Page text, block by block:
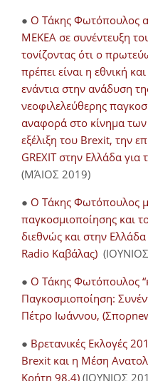
● O Τάκης Φωτόπουλος
ΜΕΚΕΑ σε συνέντευξη
τονίζοντας ότι ο
πρέπει είναι η εθνική
ενάντια στην ανάδυση
νεοφιλελεύθερης
αναφορά στο κίνημα των
εξέλιξη του Brexit, την
GREXIT στην Ελλάδα
(ΜΆΙΟΣ 2019)
● Ο Τάκης Φωτόπουλος
παγκοσμιοποίησης και
διεθνώς και στην
Radio Καβάλας)
● Ο Τάκης Φωτόπουλος
Παγκοσμιοποίηση:
Πέτρο Ιωάννου,
● Βρετανικές Εκλογές
Brexit και η Μέση
Κρήτη 98.4) (ΙΟΥΝΙΟΣ